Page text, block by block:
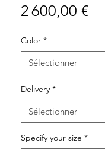
2 600,00 €Prix
Color *
Delivery *
Specify your size *